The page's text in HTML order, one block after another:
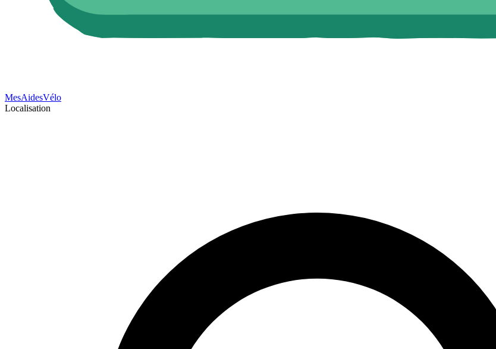
MesAidesVélo
Localisation